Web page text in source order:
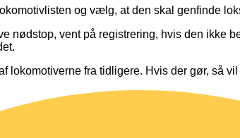
og vælg, at den skal genfinde
vent på registrering, hvis den ikke
fra tidligere. Hvis der gør, så